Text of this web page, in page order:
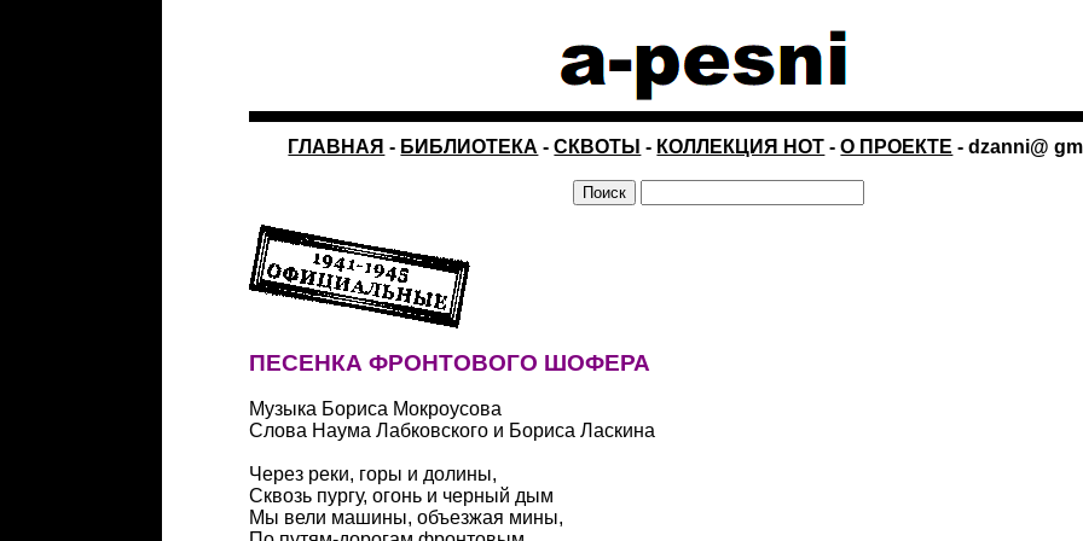
ГЛАВНАЯ - БИБЛИОТЕКА -СКВОТЫ - КОЛЛЕКЦИЯ НОТ -О ПРОЕКТЕ - dzanni@
ПЕСЕНКА ФРОНТОВОГО ШОФЕРА
Музыка Бориса Мокроусова
Слова Наума Лабковского и Бориса Ласкина
Через реки, горы и долины,
Сквозь пургу, огонь и черный дым
Мы вели машины, объезжая мины,